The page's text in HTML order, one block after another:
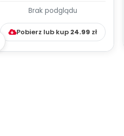
WYCHOWAWCZO –
DYDAKTYC...
Brak podglądu
Pobierz lub kup 24.99 zł